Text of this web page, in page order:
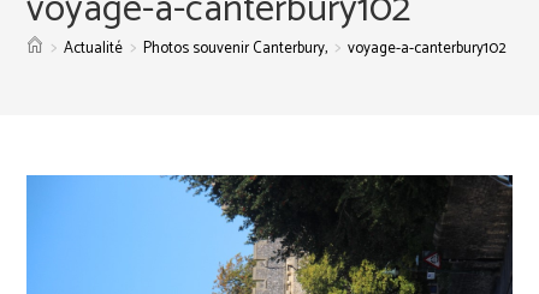
> Actualité > Photos souvenir Canterbury, > voyage-a-canterbury102